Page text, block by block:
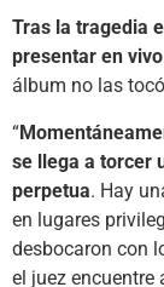
Tras la tragedia
presentar en vivo
álbum no las
“
se llega a torcer
perpetua. Hay
en lugares
desbocaron con
el juez encuentre